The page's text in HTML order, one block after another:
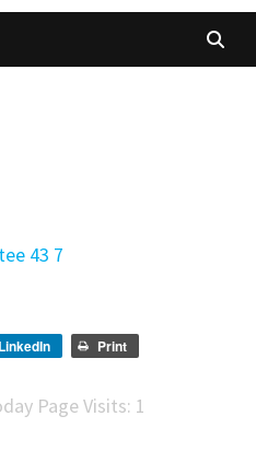
LinkedIn Print
Page Visits: 1